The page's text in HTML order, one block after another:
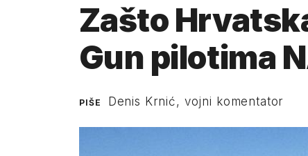
Zašto
Gun pilotima
PIŠE Denis Krnić, vojni komentator